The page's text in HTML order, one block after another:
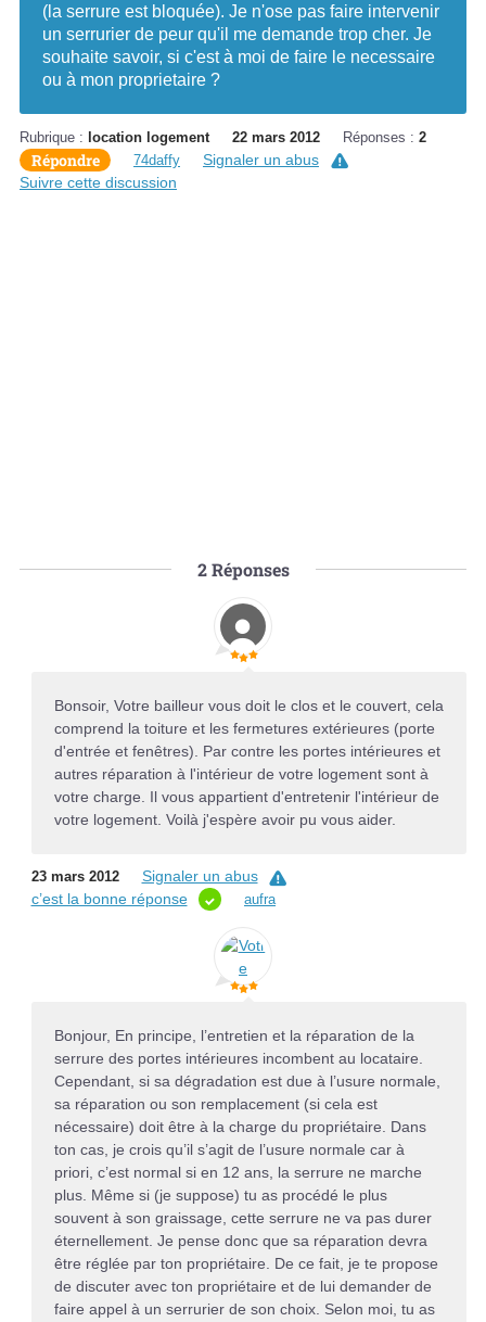
(la serrure est bloquée). Je n'ose pas faire intervenir
un serrurier de peur qu'il me demande trop cher. Je
souhaite savoir, si c'est à moi de faire le necessaire
ou à mon proprietaire ?
Rubrique : location logement 22 mars 2012 Réponses : 2
Répondre 74daffy
Signaler un abus
Suivre cette discussion
2Réponses
Bonsoir, Votre bailleur vous doit le clos et le couvert, cela
comprend la toiture et les fermetures extérieures (porte
d'entrée et fenêtres). Par contre les portes intérieures et
autres réparation à l'intérieur de votre logement sont à
votre charge. Il vous appartient d'entretenir l'intérieur de
votre logement. Voilà j'espère avoir pu vous aider.
23 mars 2012
Signaler un abus
c’est la bonne réponse
aufra
Bonjour, En principe, l’entretien et la réparation de la
serrure des portes intérieures incombent au locataire.
Cependant, si sa dégradation est due à l’usure normale,
sa réparation ou son remplacement (si cela est
nécessaire) doit être à la charge du propriétaire. Dans
ton cas, je crois qu’il s’agit de l’usure normale car à
priori, c’est normal si en 12 ans, la serrure ne marche
plus. Même si (je suppose) tu as procédé le plus
souvent à son graissage, cette serrure ne va pas durer
éternellement. Je pense donc que sa réparation devra
être réglée par ton propriétaire. De ce fait, je te propose
de discuter avec ton propriétaire et de lui demander de
faire appel à un serrurier de son choix. Selon moi, tu as